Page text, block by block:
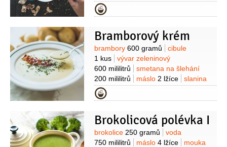
šlehání
4 kusy
pažitka
Kategorie
Bramborový krém
Suroviny
brambory 600 gramů
cibule
1 kus
vývar zeleninový
600 mililitrů
smetana na šlehání
200 mililitrů
máslo 2 lžíce
slanina
4 plátky
Kategorie
Brokolicová polévka I
Suroviny
brokolice 250 gramů
voda
750 mililitrů
máslo 4 lžíce
mouka